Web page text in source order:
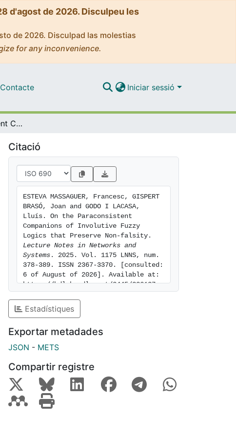
d'agost de 2026. Disculpeu les
de 2026. Disculpad las molestias
for any inconvenience.
Contacte Iniciar sessió
On the Paraconsistent Companions of Involutive Fuzzy Logics that Preserve Non-falsity
Citació
ESTEVA MASSAGUER, Francesc, GISPERT
BRASÓ, Joan and GODO I LACASA,
Lluís. On the Paraconsistent
Companions of Involutive Fuzzy
Lecture Notes in Networks and
Systems . 2025. Vol. 1175 LNNS, num.
378-389. ISSN 2367-3370. [consulted:
6 of August of 2026]. Available at:
https://hdl.handle.net/2445/226127
Estadístiques
Exportar metadades
JSON - METS
Compartir registre